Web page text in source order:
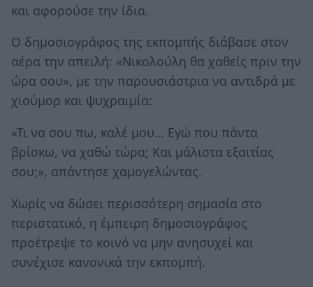
και αφορούσε την ίδια.
Ο δημοσιογράφος της εκπομπής διάβασε στον
αέρα την απειλή: «Νικολούλη θα χαθείς πριν την
ώρα σου», με την παρουσιάστρια να αντιδρά με
χιούμορ και ψυχραιμία:
«Τι να σου πω, καλέ μου… Εγώ που πάντα
βρίσκω, να χαθώ τώρα; Και μάλιστα εξαιτίας
σου;», απάντησε χαμογελώντας.
Χωρίς να δώσει περισσότερη σημασία στο
περιστατικό, η έμπειρη δημοσιογράφος
προέτρεψε το κοινό να μην ανησυχεί και
συνέχισε κανονικά την εκπομπή.